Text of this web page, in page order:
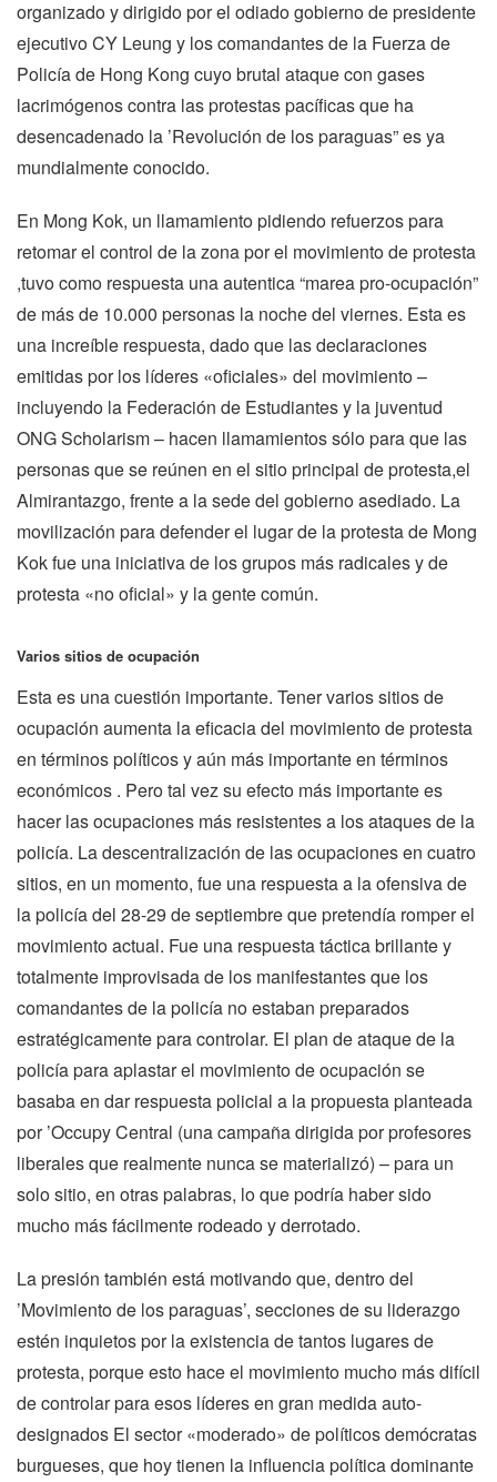
organizado y dirigido por el odiado gobierno de presidente
ejecutivo CY Leung y los comandantes de la Fuerza de
Policía de Hong Kong cuyo brutal ataque con gases
lacrimógenos contra las protestas pacíficas que ha
desencadenado la ’Revolución de los paraguas” es ya
mundialmente conocido.
En Mong Kok, un llamamiento pidiendo refuerzos para
retomar el control de la zona por el movimiento de protesta
,tuvo como respuesta una autentica “marea pro-ocupación”
de más de 10.000 personas la noche del viernes. Esta es
una increíble respuesta, dado que las declaraciones
emitidas por los líderes «oficiales» del movimiento –
incluyendo la Federación de Estudiantes y la juventud
ONG Scholarism – hacen llamamientos sólo para que las
personas que se reúnen en el sitio principal de protesta,el
Almirantazgo, frente a la sede del gobierno asediado. La
movilización para defender el lugar de la protesta de Mong
Kok fue una iniciativa de los grupos más radicales y de
protesta «no oficial» y la gente común.
Varios sitios de ocupación
Esta es una cuestión importante. Tener varios sitios de
ocupación aumenta la eficacia del movimiento de protesta
en términos políticos y aún más importante en términos
económicos . Pero tal vez su efecto más importante es
hacer las ocupaciones más resistentes a los ataques de la
policía. La descentralización de las ocupaciones en cuatro
sitios, en un momento, fue una respuesta a la ofensiva de
la policía del 28-29 de septiembre que pretendía romper el
movimiento actual. Fue una respuesta táctica brillante y
totalmente improvisada de los manifestantes que los
comandantes de la policía no estaban preparados
estratégicamente para controlar. El plan de ataque de la
policía para aplastar el movimiento de ocupación se
basaba en dar respuesta policial a la propuesta planteada
por ’Occupy Central (una campaña dirigida por profesores
liberales que realmente nunca se materializó) – para un
solo sitio, en otras palabras, lo que podría haber sido
mucho más fácilmente rodeado y derrotado.
La presión también está motivando que, dentro del
’Movimiento de los paraguas’, secciones de su liderazgo
estén inquietos por la existencia de tantos lugares de
protesta, porque esto hace el movimiento mucho más difícil
de controlar para esos líderes en gran medida auto-
designados El sector «moderado» de políticos demócratas
burgueses, que hoy tienen la influencia política dominante